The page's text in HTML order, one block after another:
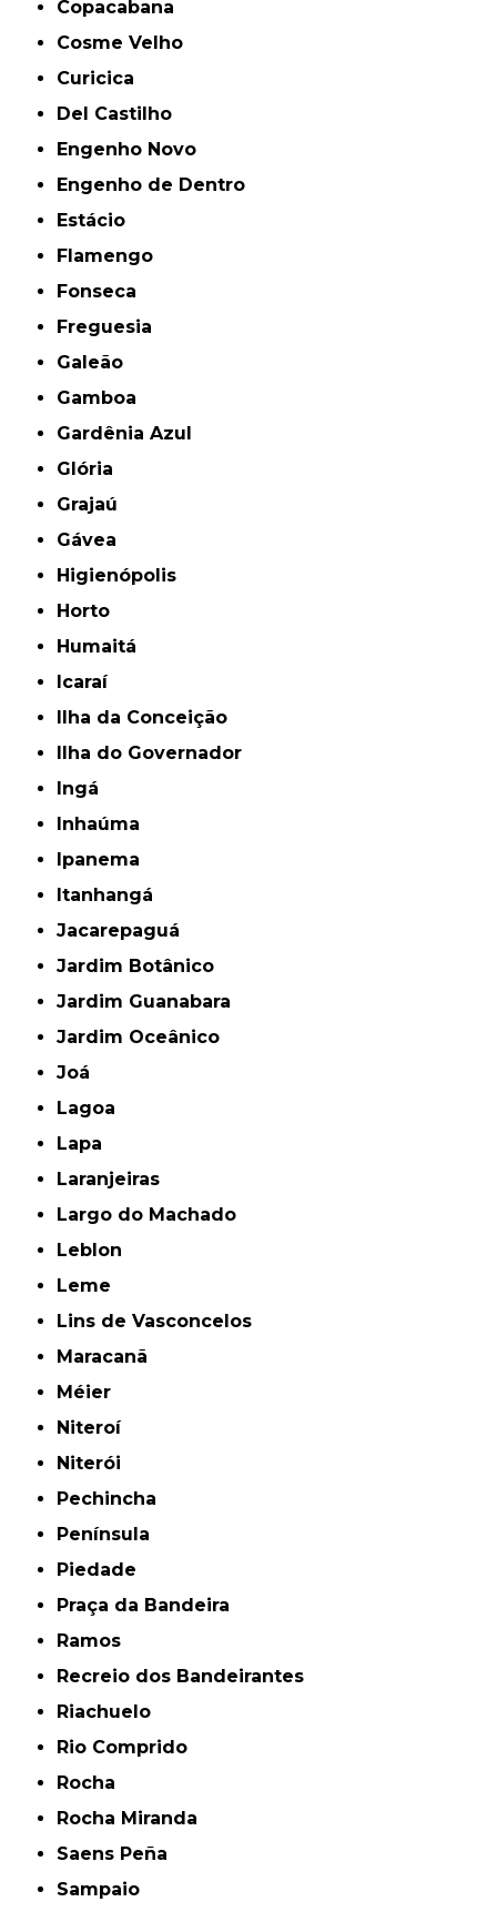
Copacabana
Cosme Velho
Curicica
Del Castilho
Engenho Novo
Engenho de Dentro
Estácio
Flamengo
Fonseca
Freguesia
Galeão
Gamboa
Gardênia Azul
Glória
Grajaú
Gávea
Higienópolis
Horto
Humaitá
Icaraí
Ilha da Conceição
Ilha do Governador
Ingá
Inhaúma
Ipanema
Itanhangá
Jacarepaguá
Jardim Botânico
Jardim Guanabara
Jardim Oceânico
Joá
Lagoa
Lapa
Laranjeiras
Largo do Machado
Leblon
Leme
Lins de Vasconcelos
Maracanã
Méier
Niteroí
Niterói
Pechincha
Península
Piedade
Praça da Bandeira
Ramos
Recreio dos Bandeirantes
Riachuelo
Rio Comprido
Rocha
Rocha Miranda
Saens Peña
Sampaio